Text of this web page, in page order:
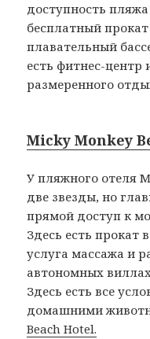
доступность
бесплатный
плавательный
есть фитнес-центр
размеренного
Micky Monkey
У пляжного отеля
две звезды, но
прямой доступ к
Здесь есть прокат
услуга массажа и
автономных
Здесь есть все
домашними
Beach Hotel.